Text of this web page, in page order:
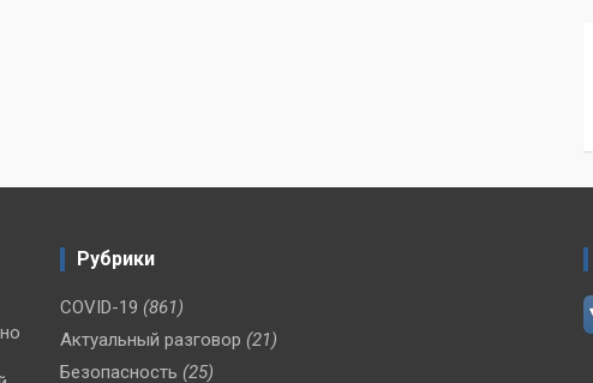
Рубрики
COVID-19 (861)
Актуальный разговор (21)
Безопасность (25)